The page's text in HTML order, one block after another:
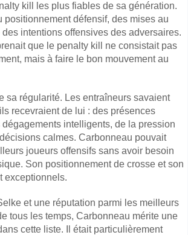
kill les plus fiables de sa génération.
positionnement défensif, des mises au
intentions offensives des adversaires.
que le penalty kill ne consistait pas
mais à faire le bon mouvement au
sa régularité. Les entraîneurs savaient
recevraient de lui : des présences
intelligents, de la pression
calmes. Carbonneau pouvait
joueurs offensifs sans avoir besoin
Son positionnement de crosse et son
exceptionnels.
et une réputation parmi les meilleurs
tous les temps, Carbonneau mérite une
cette liste. Il était particulièrement